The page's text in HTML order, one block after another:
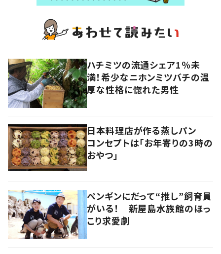
ハチミツの流通シェア1％未
満！希少なニホンミツバチの温
厚な性格に惚れた男性
日本料理店が作る蒸しパン
コンセプトは「お年寄りの3時の
おやつ」
ペンギンにだって“推し”飼育員
がいる！ 新屋島水族館のほっ
こり求愛劇